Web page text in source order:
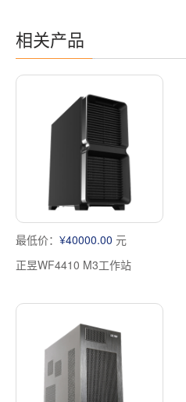
相关产品
最低价： ¥40000.00 元
正昱WF4410 M3工作站